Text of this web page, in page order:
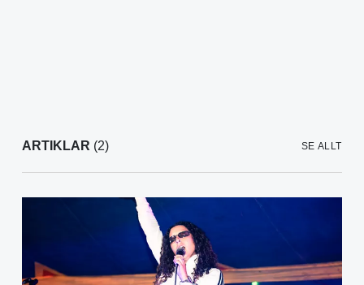
ARTIKLAR (2) SE ALLT